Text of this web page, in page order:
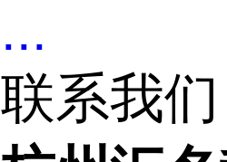
...
联系我们